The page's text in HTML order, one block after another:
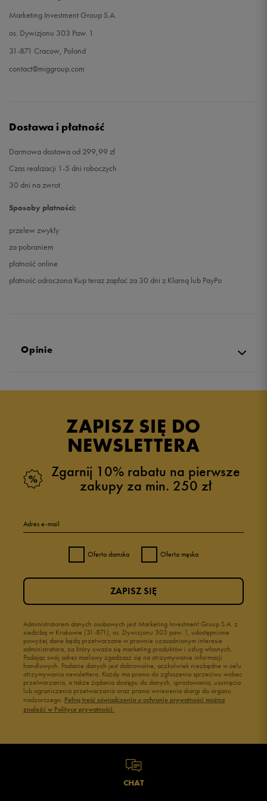
Marketing Investment Group S.A.
os. Dywizjonu 303 Paw. 1
31-871 Cracow, Poland
contact@miggroup.com
Dostawa i płatność
Darmowa dostawa od 299,99 zł
Czas realizacji 1-5 dni roboczych
30 dni na zwrot
Sposoby płatności:
przelew zwykły
za pobraniem
płatność online
płatność odroczona Kup teraz zapłać za 30 dni z Klarną lub PayPo
Opinie
ZAPISZ SIĘ DO
NEWSLETTERA
Zgarnij 10% rabatu na pierwsze
zakupy za min. 250 zł
Adres e-mail
Oferta damska Oferta męska
Administratorem danych osobowych jest Marketing Investment Group S.A. z
siedzibą w Krakowie (31-871), os. Dywizjonu 303 paw. 1, udostępnione
powyżej dane będą przetwarzane w prawnie uzasadnionym interesie
administratora, za który uważa się marketing produktów i usług własnych.
Podając swój adres mailowy zgadzasz się na otrzymywanie informacji
handlowych. Podanie danych jest dobrowolne, aczkolwiek niezbędne w celu
otrzymywania newslettera. Każdy ma prawo do zgłoszenia sprzeciwu wobec
przetwarzania, a także żądania dostępu do danych, sprostowania, usunięcia
lub ograniczenia przetwarzania oraz prawo wniesienia skargi do organu
nadzorczego. Pełną treść oświadczenia o ochronie prywatności można
znaleźć w Polityce prywatności.
ZAPISZ SIĘ
CHAT